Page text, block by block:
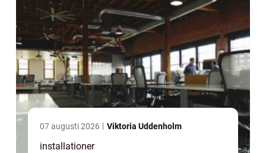
07 augusti 2026 Viktoria Uddenholm
installationer